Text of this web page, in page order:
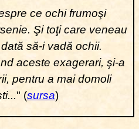
ce ochi frumoşi
Şi toţi care veneau
să-i vadă ochii.
aceste exagerari, şi-a
pentru a mai domoli
" (sursa)